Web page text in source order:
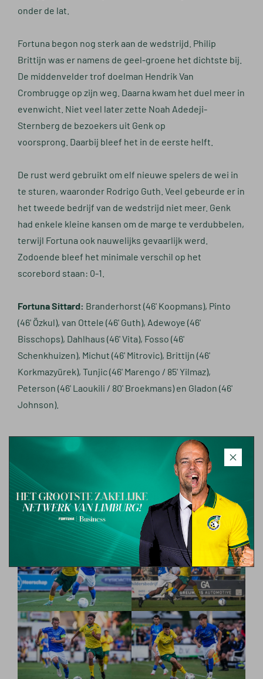
onder de lat.
Fortuna begon nog sterk aan de wedstrijd. Philip
Brittijn was er namens de geel-groene het dichtste bij.
De middenvelder trof doelman Hendrik Van
Crombrugge op zijn weg. Daarna kwam het duel meer in
evenwicht. Niet veel later zette Noah Adedeji-
Sternberg de bezoekers uit Genk op
voorsprong. Daarbij bleef het in de eerste helft.
De rust werd gebruikt om elf nieuwe spelers de wei in
te sturen, waaronder Rodrigo Guth. Veel gebeurde er in
het tweede bedrijf van de wedstrijd niet meer. Genk
had enkele kleine kansen om de marge te verdubbelen,
terwijl Fortuna ook nauwelijks gevaarlijk werd.
Zodoende bleef het minimale verschil op het
scorebord staan: 0-1.
Fortuna Sittard: Branderhorst (46' Koopmans), Pinto
(46' Özkul), van Ottele (46' Guth), Adewoye (46'
Bisschops), Dahlhaus (46' Vita), Fosso (46'
Schenkhuizen), Michut (46' Mitrovic), Brittijn (46'
Korkmazyürek), Tunjic (46' Marengo / 85' Yilmaz),
Peterson (46' Laoukili / 80' Broekmans) en Gladon (46'
Johnson).